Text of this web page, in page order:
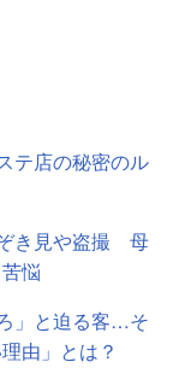
テ店の秘密のル
き見や盗撮 母
苦悩
」と迫る客…そ
由」とは？